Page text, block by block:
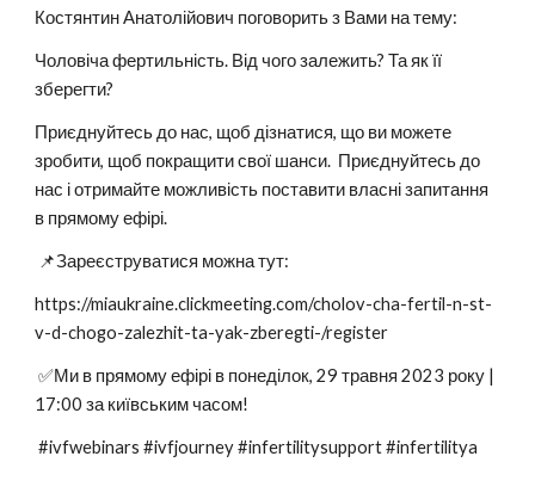
Костянтин Анатолійович поговорить з Вами на тему:
Чоловіча фертильність. Від чого залежить? Та як її
зберегти?
Приєднуйтесь до нас, щоб дізнатися, що ви можете
зробити, щоб покращити свої шанси. Приєднуйтесь до
нас і отримайте можливість поставити власні запитання
в прямому ефірі.
📌Зареєструватися можна тут:
https://miaukraine.clickmeeting.com/cholov-cha-fertil-n-st-
v-d-chogo-zalezhit-ta-yak-zberegti-/register
✅Ми в прямому ефірі в понеділок, 29 травня 2023 року |
17:00 за київським часом!
#ivfwebinars #ivfjourney #infertilitysupport #infertilitya